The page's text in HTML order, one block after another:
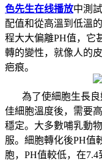
色先生在线播放中測
配值和從高溫到低溫
程大大偏離PH值，它
轉的變性，就像人的
疤痕。
為了使細胞生長良
佳細胞溫度後，需要
穩定。大多數哺乳動
服。細胞轉化後PH值
胞，PH值較低，在7.4